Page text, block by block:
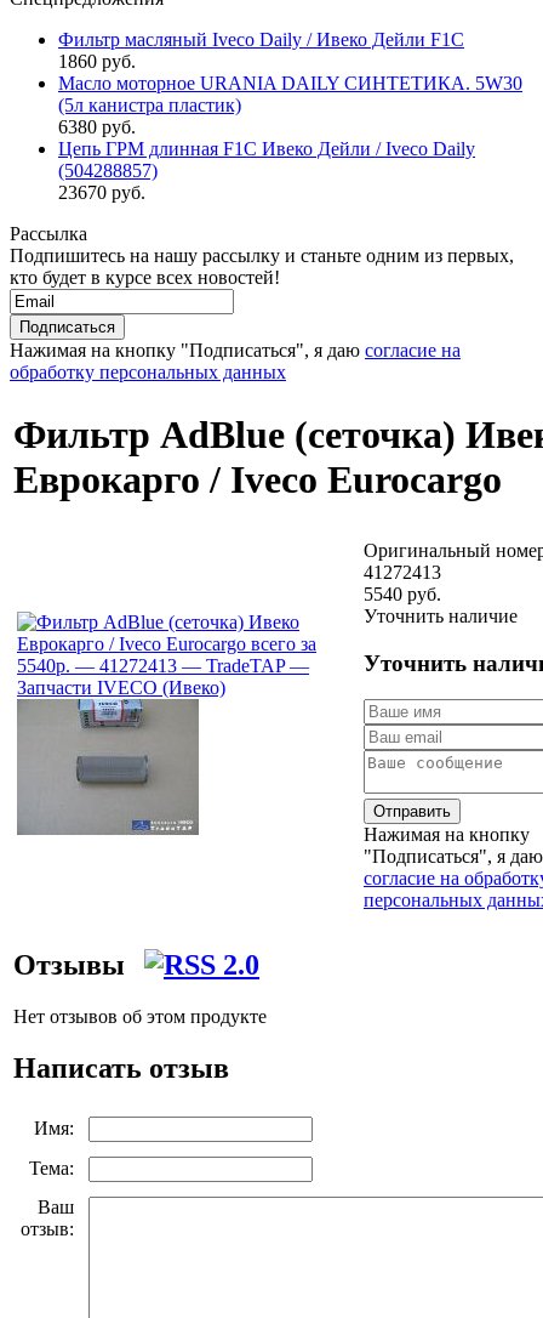
Фильтр масляный Iveco Daily / Ивеко Дейли F1C
1860 руб.
Масло моторное URANIA DAILY СИНТЕТИКА. 5W30
(5л канистра пластик)
6380 руб.
Цепь ГРМ длинная F1C Ивеко Дейли / Iveco Daily
(504288857)
23670 руб.
Рассылка
Подпишитесь на нашу рассылку и станьте одним из первых,
кто будет в курсе всех новостей!
Нажимая на кнопку "Подписаться", я даю согласие на
обработку персональных данных
Фильтр AdBlue (сеточка)
Еврокарго / Iveco Eurocargo
Оригинальный
41272413
5540 руб.
Уточнить наличие
Уточнить
Отправить
Нажимая на кнопку
"Подписаться", я даю
согласие на
персональных
Отзывы
Нет отзывов об этом продукте
Написать отзыв
Имя:
Тема:
Ваш
отзыв: